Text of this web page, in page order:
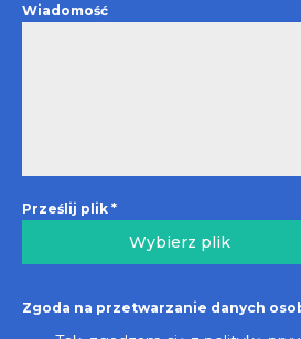
Wiadomość
Prześlij plik *
Wybierz plik
Zgoda na przetwarzanie danych